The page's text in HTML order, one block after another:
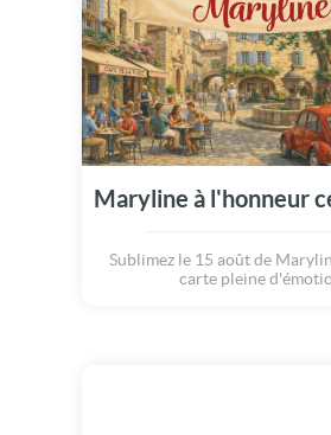
Maryline à l'honneur
Sublimez le 15 août de
carte pleine